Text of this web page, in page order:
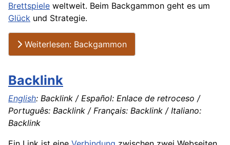
Brettspiele weltweit. Beim Backgammon geht es um
Glück und Strategie.
Weiterlesen: Backgammon
Backlink
English: Backlink / Español: Enlace de retroceso /
Português: Backlink / Français: Backlink / Italiano:
Backlink